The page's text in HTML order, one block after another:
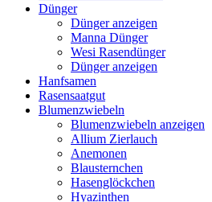
Dünger
Dünger anzeigen
Manna Dünger
Wesi Rasendünger
Dünger anzeigen
Hanfsamen
Rasensaatgut
Blumenzwiebeln
Blumenzwiebeln anzeigen
Allium Zierlauch
Anemonen
Blausternchen
Hasenglöckchen
Hyazinthen